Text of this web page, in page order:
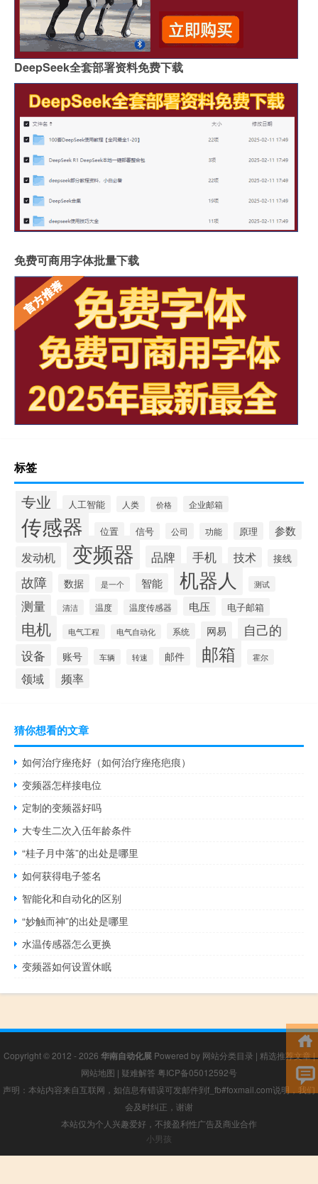
DeepSeek全套部署资料免费下载
免费可商用字体批量下载
标签
专业 人工智能 人类 价格 企业邮箱
传感器 位置 信号 公司 功能 原理 参数
发动机 变频器 品牌 手机 技术 接线
故障 数据 是一个 智能 机器人 测试
测量 清洁 温度 温度传感器 电压 电子邮箱
电机 电气工程 电气自动化 系统 网易 自己的
设备 账号 车辆 转速 邮件 邮箱 霍尔
领域 频率
猜你想看的文章
如何治疗痤疮好（如何治疗痤疮疤痕）
变频器怎样接电位
定制的变频器好吗
大专生二次入伍年龄条件
“桂子月中落”的出处是哪里
如何获得电子签名
智能化和自动化的区别
“妙触而神”的出处是哪里
水温传感器怎么更换
变频器如何设置休眠
Copyright © 2012 - 2026 华南自动化展Powered by 网站分类目录 | 精选推荐文章|
网站地图 | 疑难解答 粤ICP备05012592号
声明：本站内容来自互联网，如信息有错误可发邮件到f_fb#foxmail.com说明，我们
会及时纠正，谢谢
本站仅为个人兴趣爱好，不接盈利性广告及商业合作
小男孩